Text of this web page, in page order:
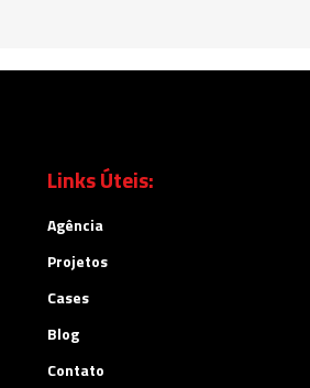
Links Úteis:
Agência
Projetos
Cases
Blog
Contato